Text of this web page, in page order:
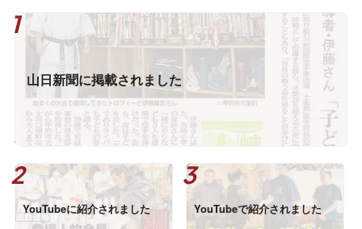
山日新聞に掲載されました
YouTubeに紹介されました YouTubeで紹介されました